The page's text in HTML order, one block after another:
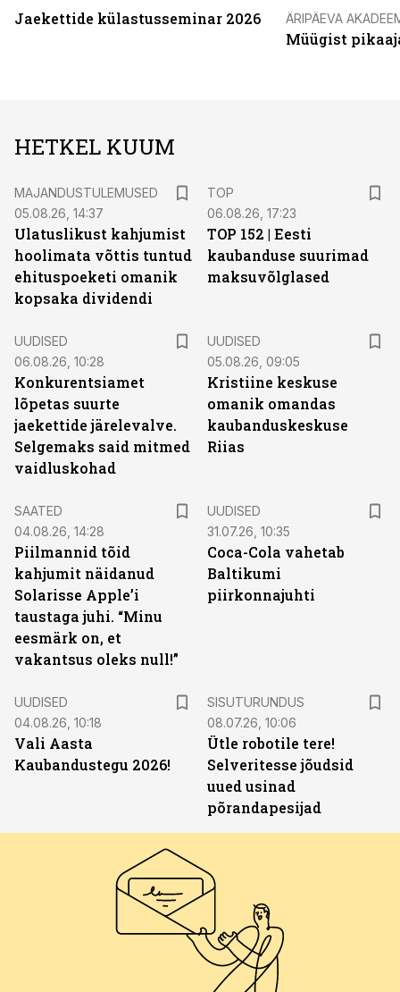
Jaekettide külastusseminar 2026 ÄRIPÄEVA
Müügist
HETKEL KUUM
MAJANDUSTULEMUSED
05.08.26, 14:37
Ulatuslikust kahjumist
hoolimata võttis tuntud
ehituspoeketi omanik
kopsaka dividendi
TOP
06.08.26, 17:23
TOP 152 | Eesti
kaubanduse suurimad
maksuvõlglased
UUDISED
06.08.26, 10:28
Konkurentsiamet
lõpetas suurte
jaekettide järelevalve.
Selgemaks said mitmed
vaidluskohad
UUDISED
05.08.26, 09:05
Kristiine keskuse
omanik omandas
kaubanduskeskuse
Riias
SAATED
04.08.26, 14:28
Piilmannid tõid
kahjumit näidanud
Solarisse Apple’i
taustaga juhi. “Minu
eesmärk on, et
vakantsus oleks null!”
UUDISED
31.07.26, 10:35
Coca-Cola vahetab
Baltikumi
piirkonnajuhti
UUDISED
04.08.26, 10:18
Vali Aasta
Kaubandustegu 2026!
SISUTURUNDUS
08.07.26, 10:06
Ütle robotile tere!
Selveritesse jõudsid
uued usinad
põrandapesijad